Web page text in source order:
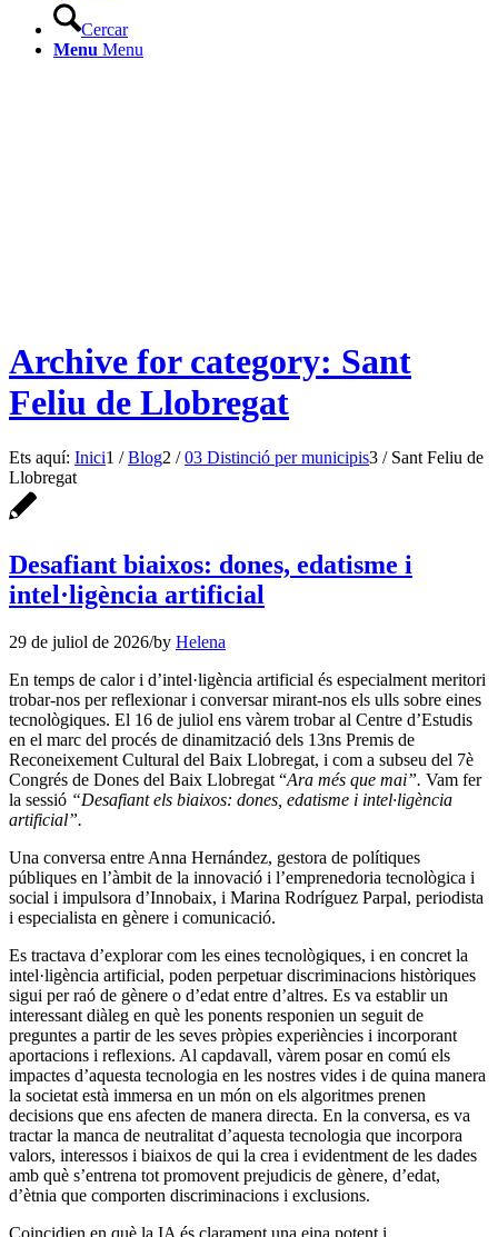
Cercar
Menu Menu
Archive for category: Sant
Feliu de Llobregat
Ets aquí: Inici1 / Blog2 / 03 Distinció per municipis3 / Sant Feliu de
Llobregat
Desafiant biaixos: dones, edatisme i
intel·ligència artificial
29 de juliol de 2026/by Helena
En temps de calor i d’intel·ligència artificial és especialment meritori
trobar-nos per reflexionar i conversar mirant-nos els ulls sobre eines
tecnològiques. El 16 de juliol ens vàrem trobar al Centre d’Estudis
en el marc del procés de dinamització dels 13ns Premis de
Reconeixement Cultural del Baix Llobregat, i com a subseu del 7è
Congrés de Dones del Baix Llobregat “Ara més que mai”. Vam fer
la sessió “Desafiant els biaixos: dones, edatisme i intel·ligència
artificial”.
Una conversa entre Anna Hernández, gestora de polítiques
públiques en l’àmbit de la innovació i l’emprenedoria tecnològica i
social i impulsora d’Innobaix, i Marina Rodríguez Parpal, periodista
i especialista en gènere i comunicació.
Es tractava d’explorar com les eines tecnològiques, i en concret la
intel·ligència artificial, poden perpetuar discriminacions històriques
sigui per raó de gènere o d’edat entre d’altres. Es va establir un
interessant diàleg en què les ponents responien un seguit de
preguntes a partir de les seves pròpies experiències i incorporant
aportacions i reflexions. Al capdavall, vàrem posar en comú els
impactes d’aquesta tecnologia en les nostres vides i de quina manera
la societat està immersa en un món on els algoritmes prenen
decisions que ens afecten de manera directa. En la conversa, es va
tractar la manca de neutralitat d’aquesta tecnologia que incorpora
valors, interessos i biaixos de qui la crea i evidentment de les dades
amb què s’entrena tot promovent prejudicis de gènere, d’edat,
d’ètnia que comporten discriminacions i exclusions.
Coincidien en què la IA és clarament una eina potent i